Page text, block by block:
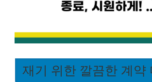
재기 위한 깔끔한 계약